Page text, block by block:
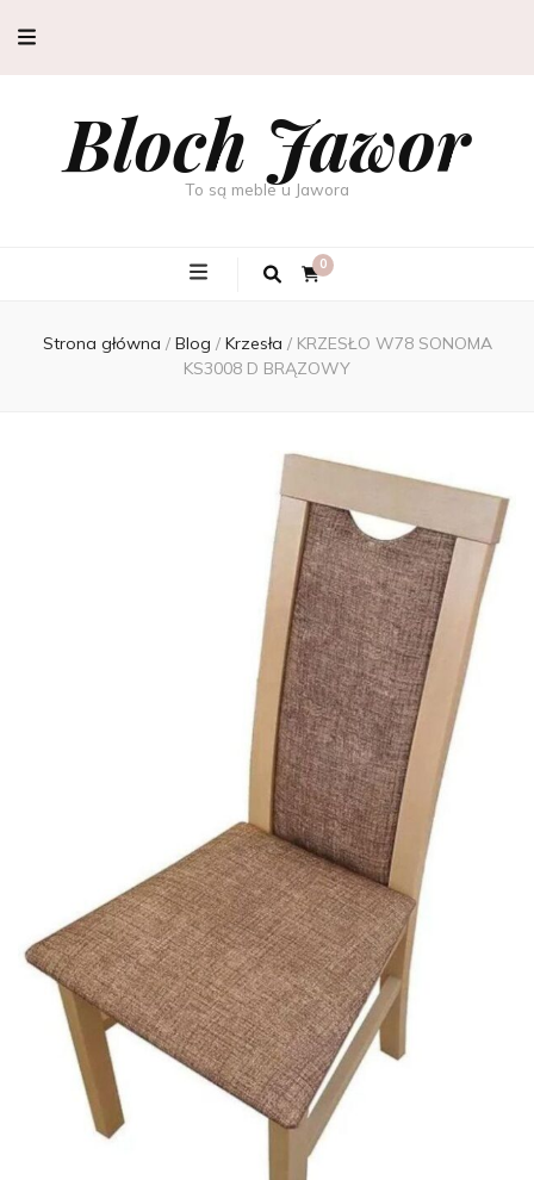
Bloch Jawor
To są meble u Jawora
0
Strona główna / Blog / Krzesła / KRZESŁO W78 SONOMA
KS3008 D BRĄZOWY